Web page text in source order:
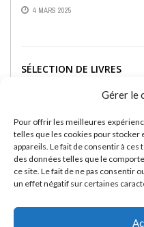
Gérer le
Pour offrir les meilleures
telles que les cookies pour stocker
appareils. Le fait de consentir à
des données telles que le
ce site. Le fait de ne pas consentir
un effet négatif sur certaines
4 MARS 2025
SÉLECTION DE LIVRES
RASHGUARDS RASHU :
PERFORMANCE ET STYLE
PASSIONNÉS DE JIU-JITSU
13 FÉVRIER 2025